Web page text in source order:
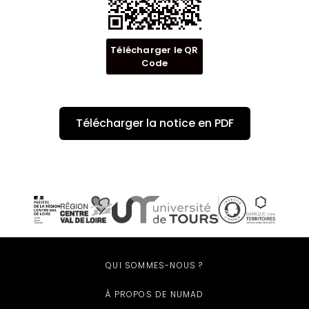
Télécharger le QR
Code
Télécharger la notice en PDF
QUI SOMMES-NOUS ?
À PROPOS DE NUMAD